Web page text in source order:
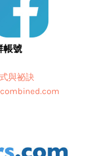
帳號
與祕訣